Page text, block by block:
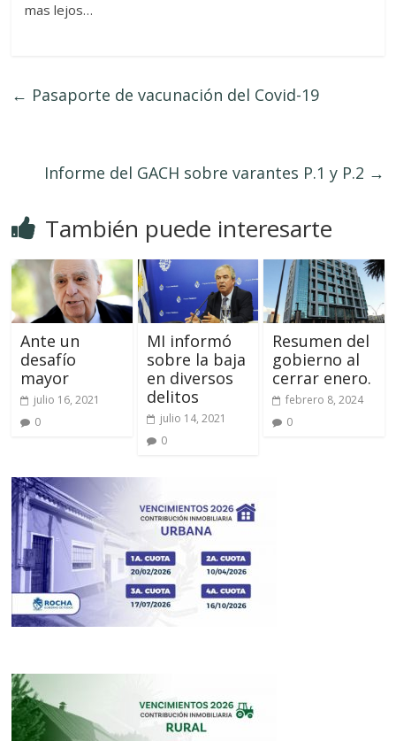
mas lejos…
← Pasaporte de vacunación del Covid-19
Informe del GACH sobre varantes P.1 y P.2 →
También puede interesarte
Ante un
desafío
mayor
julio 16, 2021
0
MI informó
sobre la baja
en diversos
delitos
julio 14, 2021
0
Resumen del
gobierno al
cerrar enero.
febrero 8, 2024
0